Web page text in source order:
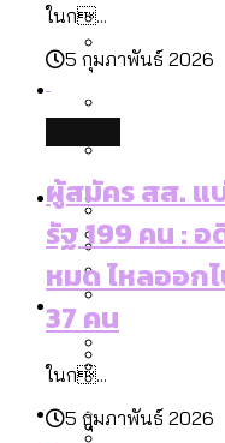
Vote62 ข
สังเกตการ
เรียนที่เรา
สวนสาธาร
ขยะมูลฝอ
ขยะของคน
ประเทศไห
วิดีโอ AI ใ
[ข้อมูลดิบ]
ความขัดแย้
เมกะโปรเ
งบคาบเกี่ย
ไหน
ค่าฝุ่นในกรุ
ควันบุหรี่ที่เ
สำรวจเศร
สังคมผู้สูง
สำรวจสังค
สังคมสูงวัย
Database
สังคมผู้สูง
สำรวจเหตุ
Project
Bangkok
DEMO
About Us
ในก...
5 กุมภาพันธ์ 2026
ผู้สมัคร สส. แ
รัฐ 199 คน :
หมด ไหลออก
37 คน
ในก...
5 กุมภาพันธ์ 2026